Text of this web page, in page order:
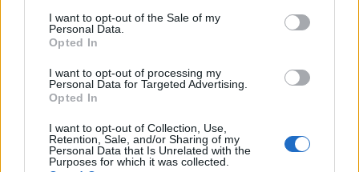
I want to opt-out of the Sale of my
Personal Data.
Opted In
I want to opt-out of processing my
Personal Data for Targeted Advertising.
Opted In
I want to opt-out of Collection, Use,
Retention, Sale, and/or Sharing of my
Personal Data that Is Unrelated with the
Purposes for which it was collected.
lekarzy, a także copywriterów medycznych. ...
SANTEE
Forum:
f92,f60 a pozwolenie na broń